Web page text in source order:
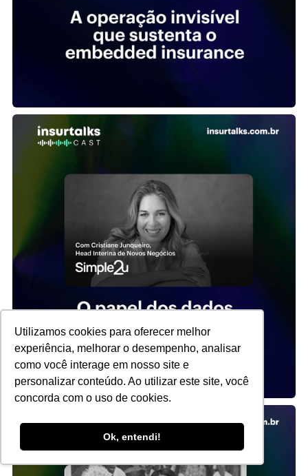
Utilizamos cookies para oferecer melhor
experiência, melhorar o desempenho, analisar
como você interage em nosso site e
personalizar conteúdo. Ao utilizar este site, você
concorda com o uso de cookies.
Ok, entendi!